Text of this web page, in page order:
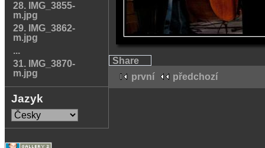
28. IMG_3855-
m.jpg
29. IMG_3862-
m.jpg
...
31. IMG_3870-
m.jpg
Jazyk
Share
první
předchozí